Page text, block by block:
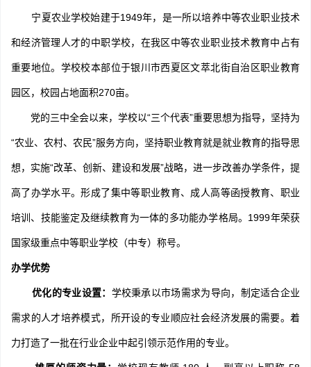
宁夏农业学校始建于1949年，是一所以培养中等农业职业技术
和经济管理人才的中职学校，在我区中等农业职业技术教育中占有
重要地位。学校校本部位于银川市西夏区文萃北街自治区职业教育
园区，校园占地面积270亩。
党的三中全会以来，学校以“三个代表”重要思想为指导，坚持为
“农业、农村、农民”服务方向，坚持职业教育就是就业教育的指导思
想，实施“改革、创新、建设和发展”战略，进一步改善办学条件，提
高了办学水平。形成了集中等职业教育、成人高等函授教育、职业
培训、技能鉴定及继续教育为一体的多功能办学格局。1999年荣获
国家级重点中等职业学校（中专）称号。
办学优势
优化的专业设置： 学校秉承以市场需求为导向，制定适合企业
需求的人才培养模式，所开设的专业顺应社会经济发展的需要。着
力打造了一批在行业企业中起引领示范作用的专业。